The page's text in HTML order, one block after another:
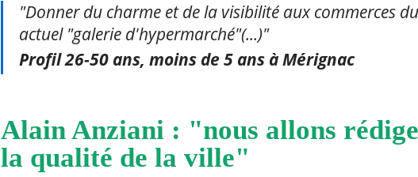
"Donner du charme et de la visibilité aux commerces
actuel "galerie d'hypermarché"(...)"
Profil 26-50 ans, moins de 5 ans à Mérignac
Alain Anziani : "nous allons
la qualité de la ville"